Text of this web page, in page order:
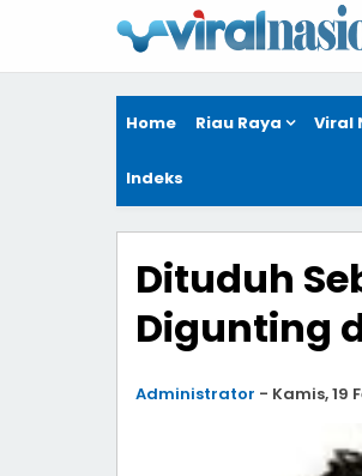
Home Riau Raya Viral
Indeks
Dituduh
Digunting
Administrator - Kamis, 19